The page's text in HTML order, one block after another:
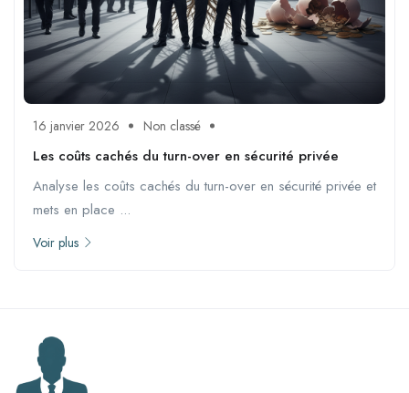
16 janvier 2026 Non classé
Les coûts cachés du turn-over en sécurité privée
Analyse les coûts cachés du turn-over en sécurité privée et
mets en place ...
Voir plus